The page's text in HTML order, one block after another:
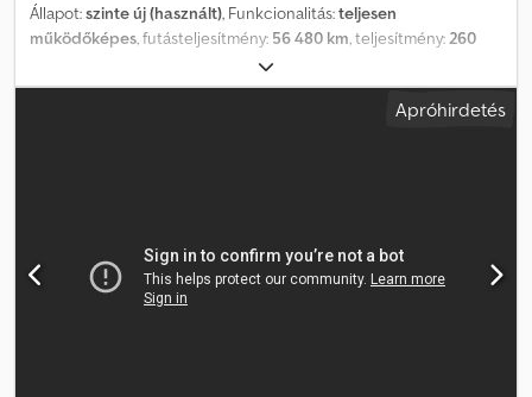
Állapot:szinte új (használt), Funkcionalitás:teljesen
működőképes, futásteljesítmény: 56 480 km, teljesítmény:260
automata
fehér, üzemi tömeg:36 000 kg, tengelyelrendezés:3 tengely, első
, üzemórák:4 900
Nr. 269 Alvázszám: WMGKS83141LZ0E0372 Teherbírás: 45 t (75%) -
- Teleszkópos kar: 7,8–31 m - Szerelési csúcs: 1,3 m, beleértve a
görgőket - Emelőrudazat: 25 t - Fejrúd: 15 t - Kiegészítő görgő az
Apróhirdetés